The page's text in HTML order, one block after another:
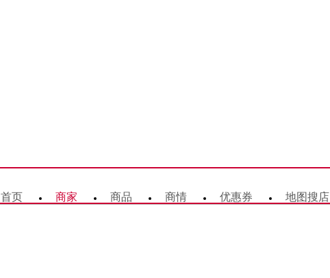
首页 商家 商品 商情 优惠券 地图搜店